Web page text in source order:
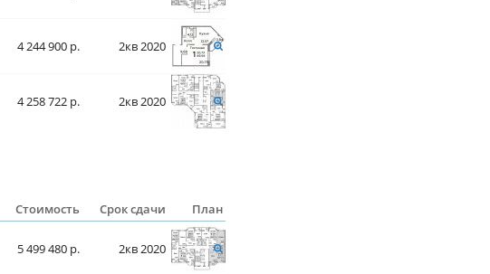
4 244 900 р. 2кв 2020
4 258 722 р. 2кв 2020
Стоимость Срок сдачи План
5 499 480 р. 2кв 2020